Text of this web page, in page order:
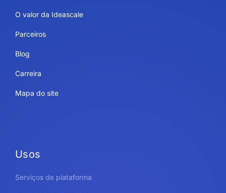
O valor da Ideascale
Parceiros
Blog
Carreira
Mapa do site
Usos
Serviços de plataforma